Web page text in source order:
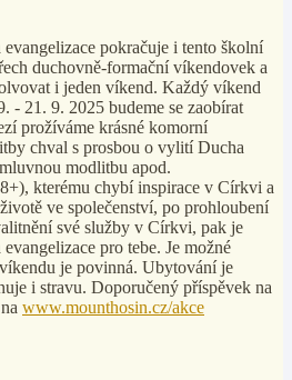
pokračuje i tento školní
duchovně-formační víkendovek a
i jeden víkend. Každý víkend
- 21. 9. 2025 budeme se zaobírat
prožíváme krásné komorní
chval s prosbou o vylití Ducha
modlitbu apod.
kterému chybí inspirace v Církvi a
ve společenství, po prohloubení
své služby v Církvi, pak je
pro tebe. Je možné
je povinná. Ubytování je
i stravu. Doporučený příspěvek na
www.mounthosin.cz/akce